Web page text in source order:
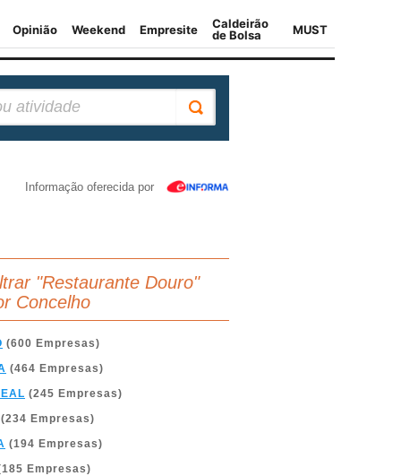
Informação oferecida por
"Restaurante Douro"
Concelho
(600 Empresas)
(464 Empresas)
(245 Empresas)
Empresas)
(194 Empresas)
Empresas)